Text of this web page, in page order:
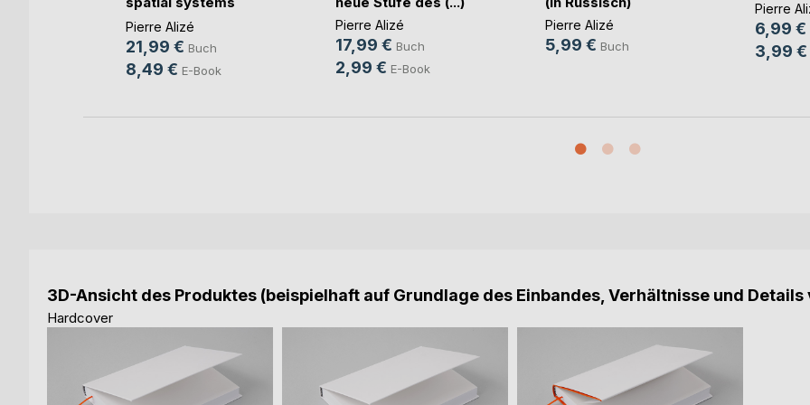
think(...)
Pierre Alizé
21,99 € Buch
8,49 € E-Book
Pierre Alizé
17,99 € Buch
2,99 € E-Book
Pierre Alizé
5,99 € Buch
Pierre
6,99 €
3,99 €
3D-Ansicht des Produktes (beispielhaft auf Grundlage des Einbandes, Verhältnisse und
Hardcover